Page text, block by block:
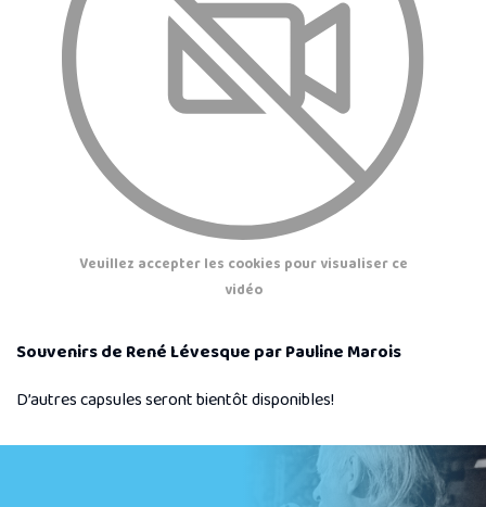
Veuillez accepter les cookies pour visualiser ce
vidéo
Souvenirs de René Lévesque par Pauline Marois
D’autres capsules seront bientôt disponibles!